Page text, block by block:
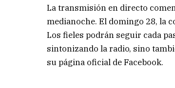
La transmisión en directo
medianoche. El domingo 28, la
Los fieles podrán seguir cada
sintonizando la radio, sino
su página oficial de Facebook.